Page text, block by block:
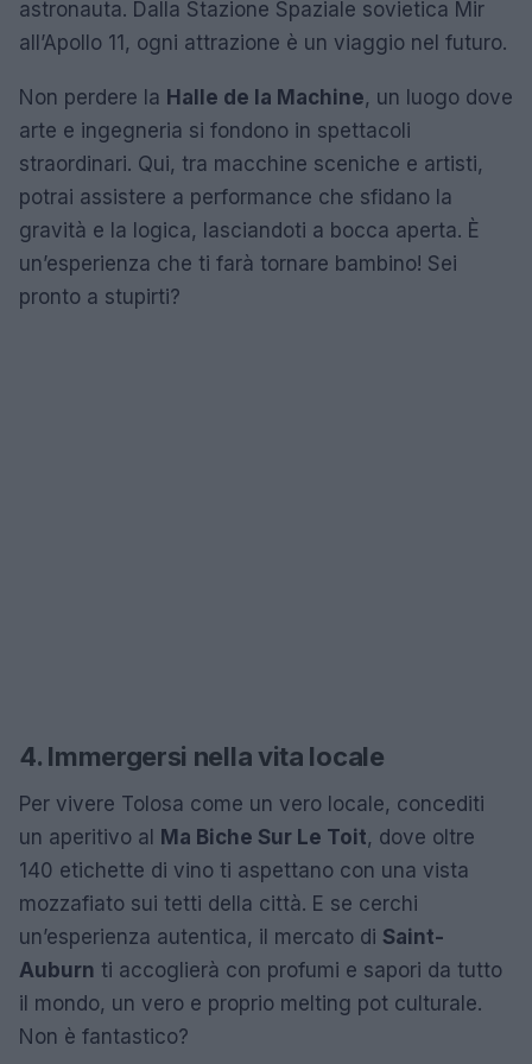
astronauta. Dalla Stazione Spaziale sovietica Mir
all’Apollo 11, ogni attrazione è un viaggio nel futuro.
Non perdere la Halle de la Machine, un luogo dove
arte e ingegneria si fondono in spettacoli
straordinari. Qui, tra macchine sceniche e artisti,
potrai assistere a performance che sfidano la
gravità e la logica, lasciandoti a bocca aperta. È
un’esperienza che ti farà tornare bambino! Sei
pronto a stupirti?
4. Immergersi nella vita locale
Per vivere Tolosa come un vero locale, concediti
un aperitivo al
Ma Biche Sur Le Toit, dove oltre
140 etichette di vino ti aspettano con una vista
mozzafiato sui tetti della città. E se cerchi
un’esperienza autentica, il mercato di Saint-
Auburn ti accoglierà con profumi e sapori da tutto
il mondo, un vero e proprio melting pot culturale.
Non è fantastico?